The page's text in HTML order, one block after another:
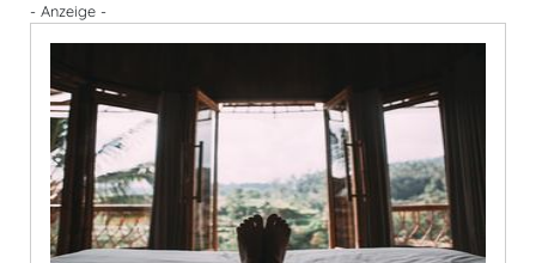
- Anzeige -